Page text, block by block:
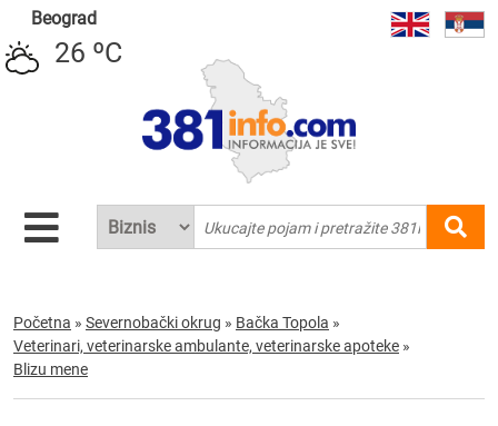
Beograd
26 ºC
Početna » Severnobački okrug » Bačka Topola »
Veterinari, veterinarske ambulante, veterinarske apoteke »
Blizu mene